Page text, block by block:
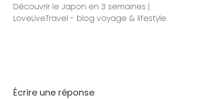
Découvrir le Japon en 3 semaines |
LoveLiveTravel - blog voyage & lifestyle
Écrire une réponse